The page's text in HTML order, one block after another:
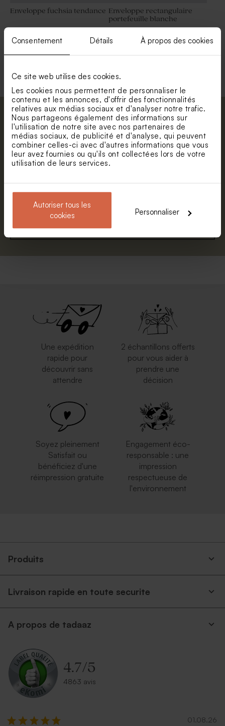
Consentement Détails À propos des cookies
Ce site web utilise des cookies.
Les cookies nous permettent de personnaliser le
contenu et les annonces, d'offrir des fonctionnalités
relatives aux médias sociaux et d'analyser notre trafic.
Nous partageons également des informations sur
l'utilisation de notre site avec nos partenaires de
médias sociaux, de publicité et d'analyse, qui peuvent
combiner celles-ci avec d'autres informations que vous
leur avez fournies ou qu'ils ont collectées lors de votre
utilisation de leurs services.
Autoriser tous les
cookies
Personnaliser
Enveloppe fuchsia tendance Enveloppe rectangulaire
portefeuille blanche
Voir toute la collection Enveloppe
Abonnez-vous à la newsletter et restez
informé. Petite surprise : bénéficiez de 5%
de réduction.
Prénom
E-mail
S'abonner
Une expédition
rapide pour
découvrir sans
attendre
2 échantillons offerts
pour vous aider à
prendre une
décision
Soyez pleinement
Satisfait ou
bénéficiez d'une
réimpression gratuite
Engagement éco-
responsable : une
impression
respectueuse de
l'environnement
Produits
Livraison rapide en toute securite
A propos de tadaaz
4.7/5
4863 avis
01.08.26